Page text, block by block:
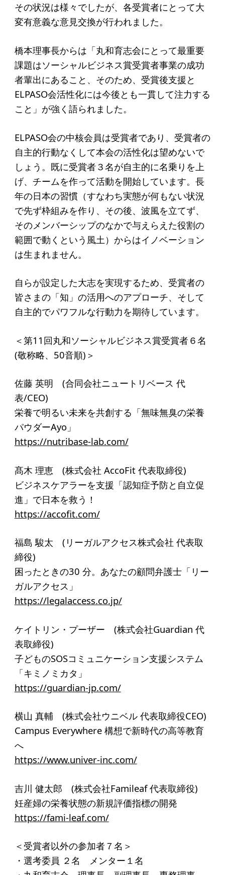
給付型奨学金
募集要項
給付型奨学金とは
ソーシャルビジネス支援
事業方針
募集要項
ソーシャルビジネスとは
丸和育志会の考える
ソーシャルビジネス
受賞者一覧
ソーシャルビジネス研究会
研究会のねらい
研究会一覧
ELPASO会とは
会員限定ページ
寄付のお願い
お手続き
寄付支援者
ニュース・コラム
コラム
その状況は様々でしたが、各受賞者にとって大
変有意義な意見交換が行われました。
橋本理事長からは「丸和育志会にとって最重要
課題はソーシャルビジネス賞受賞者事業の成功
者輩出にあること、そのため、受賞後支援と
ELPASO会活性化には今後とも一貫して注力する
こと」が強く語られました。
ELPASO会の中核会員は受賞者であり、受賞者の
自主的行動なくして本会の活性化は望めないで
しょう。既に受賞者３名が自主的に名乗りを上
げ、チームを作って活動を開始しています。長
年の日本の習慣（すなわち実態が何もない状況
で先ず枠組みを作り、その後、波風を立てず、
そのメンバーシップのなかで与えらえた役割の
範囲で動くという風土）からはイノベーション
は生まれません。
自らが設定した大志を実現するため、受賞者の
皆さまの「知」の活用へのアプローチ、そして
自主的でパワフルな行動力を期待しています。
＜第11回丸和ソーシャルビジネス賞受賞者６名
(敬称略、50音順)＞
佐藤 英明 (合同会社ニュートリベース 代
表/CEO)
栄養で明るい未来を共創する「無味無臭の栄養
パウダーAyo」
https://nutribase-lab.com/
髙木 理恵 (株式会社 AccoFit 代表取締役)
ビジネスケアラーを支援「認知症予防と自立促
進」で日本を救う！
https://accofit.com/
福島 駿太 (リーガルアクセス株式会社 代表取
締役)
困ったときの30 分。あなたの顧問弁護士「リー
ガルアクセス」
https://legalaccess.co.jp/
ケイトリン・プーザー (株式会社Guardian 代
表取締役)
子どものSOSコミュニケーション支援システム
「キミノミカタ」
https://guardian-jp.com/
横山 真輔 (株式会社ウニベル 代表取締役CEO)
Campus Everywhere 構想で新時代の高等教育
へ
https://www.univer-inc.com/
吉川 健太郎 (株式会社Famileaf 代表取締役)
妊産婦の栄養状態の新規評価指標の開発
https://fami-leaf.com/
＜受賞者以外の参加者７名＞
・選考委員 ２名 メンター１名